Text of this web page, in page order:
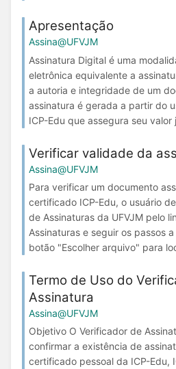
Apresentação
Assina@UFVJM
Assinatura Digital é uma
eletrônica equivalente a
a autoria e integridade de um
assinatura é gerada a partir do
ICP-Edu que assegura seu valor
Verificar validade da
Assina@UFVJM
Para verificar um documento
certificado ICP-Edu, o usuário
de Assinaturas da UFVJM pelo
Assinaturas e seguir os passos
botão "Escolher arquivo" para
Termo de Uso do
Assinatura
Assina@UFVJM
Objetivo O Verificador de
confirmar a existência de
certificado pessoal da ICP-Edu,